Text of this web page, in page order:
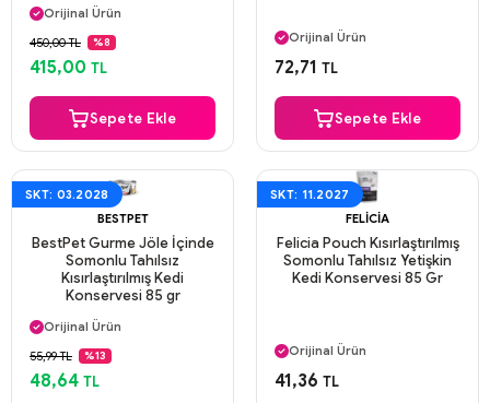
Orijinal Ürün
Güvenli Ödeme
Aynı Gün Kargo
450,00 TL %8
415,00 TL
Sepete Ekle
Orijinal Ürün
Güvenli Ödeme
72,71 TL
Sepete Ekle
SKT: 03.2028
BESTPET
BestPet Gurme Jöle İçinde
Somonlu Tahılsız
Kısırlaştırılmış Kedi
Konservesi 85 gr
Aynı Gün Kargo
Orijinal Ürün
Güvenli Ödeme
Aynı Gün Kargo
55,99 TL %13
48,64 TL
SKT: 11.2027
FELICIA
Felicia Pouch Kısırlaştırılmış
Somonlu Tahılsız Yetişkin
Kedi Konservesi 85 Gr
Orijinal Ürün
Güvenli Ödeme
41,36 TL